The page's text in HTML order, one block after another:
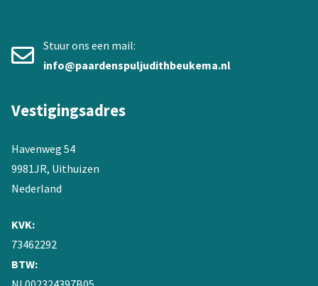
Stuur ons een mail:
info@paardenspuljudithbeukema.nl
Vestigingsadres
Havenweg 54
9981JR, Uithuizen
Nederland
KVK:
73462292
BTW: